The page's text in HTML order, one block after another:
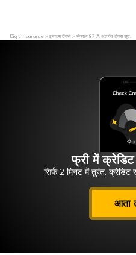
Digit Insurance इनकम टॅक्स सेक्शन 87 A अंतर्गत टॅक्स सूट:
फ्री में
सिर्फ 2 मिनट में तुरंत. क्रेडिट
आता